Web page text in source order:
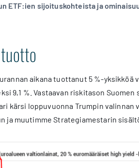
ETF:ien sijoituskohteista ja
aikana tuottanut 5 %-
9,1 %. Vastaavan riskitason
kärsi loppuvuonna Trumpin
muutimme Strategiamestarin